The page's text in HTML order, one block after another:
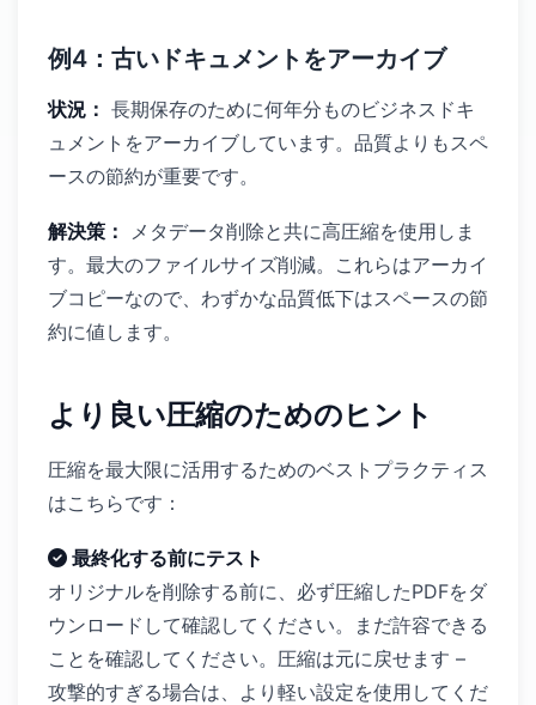
例4：古いドキュメントをアーカイブ
状況： 長期保存のために何年分ものビジネスドキ
ュメントをアーカイブしています。品質よりもスペ
ースの節約が重要です。
解決策：
メタデータ削除と共に高圧縮を使用しま
す。最大のファイルサイズ削減。これらはアーカイ
ブコピーなので、わずかな品質低下はスペースの節
約に値します。
より良い圧縮のためのヒント
圧縮を最大限に活用するためのベストプラクティス
はこちらです：
最終化する前にテスト
オリジナルを削除する前に、必ず圧縮したPDFをダ
ウンロードして確認してください。まだ許容できる
ことを確認してください。圧縮は元に戻せます –
攻撃的すぎる場合は、より軽い設定を使用してくだ